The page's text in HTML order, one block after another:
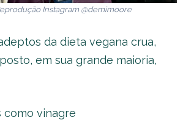
Instagram @demimoore
da dieta vegana crua,
em sua grande maioria,
como vinagre